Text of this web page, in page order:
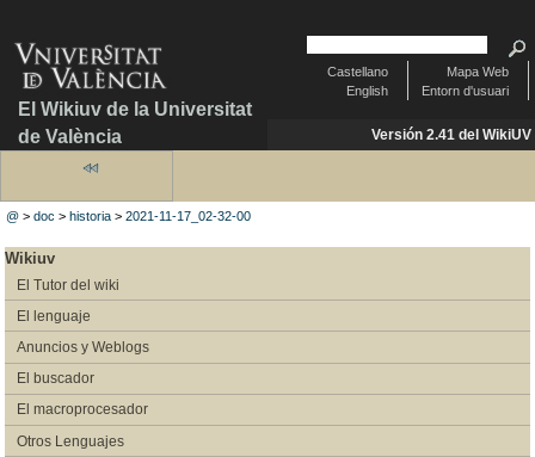
El Wikiuv de la Universitat
de València
Mapa Web
Entorn d'usuari
Castellano
English
Versión 2.41 del WikiUV
@ >doc >historia >2021-11-17_02-32-00
Wikiuv
El Tutor del wiki
El lenguaje
Anuncios y Weblogs
El buscador
El macroprocesador
Otros Lenguajes